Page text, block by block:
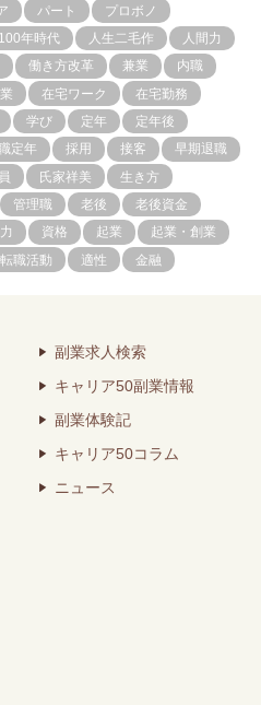
パート
プロボノ
年時代 人生二毛作
人間力
働き方改革 兼業
内職
在宅ワーク
在宅勤務
学び 定年
定年後
定年 採用 接客
早期退職
氏家祥美
生き方
管理職 老後
老後資金
資格 起業
起業・創業
転職活動 適性 金融
副業求人検索
キャリア50副業情報
副業体験記
キャリア50コラム
ニュース